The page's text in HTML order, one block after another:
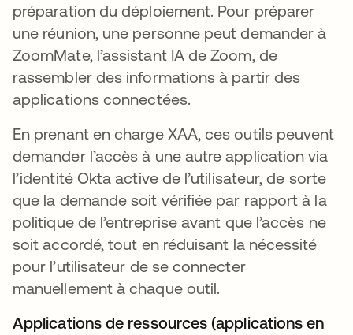
préparation du déploiement. Pour préparer
une réunion, une personne peut demander à
ZoomMate, l’assistant IA de Zoom, de
rassembler des informations à partir des
applications connectées.
En prenant en charge XAA, ces outils peuvent
demander l’accès à une autre application via
l’identité Okta active de l’utilisateur, de sorte
que la demande soit vérifiée par rapport à la
politique de l’entreprise avant que l’accès ne
soit accordé, tout en réduisant la nécessité
pour l’utilisateur de se connecter
manuellement à chaque outil.
Applications de ressources (applications en